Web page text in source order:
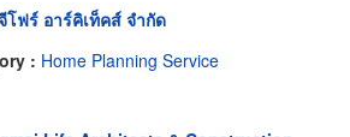
โฟร์ อาร์คิเท็คส์ จำกัด
: Home Planning Service